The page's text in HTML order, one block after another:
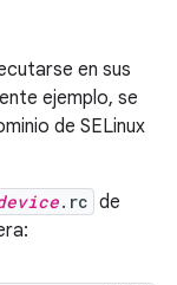
en sus
ejemplo, se
de SELinux
.rc de